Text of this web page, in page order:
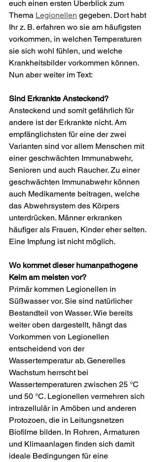
euch einen ersten Überblick zum
Thema Legionellen gegeben. Dort habt
Ihr z. B. erfahren wo sie am häufigsten
vorkommen, in welchen Temperaturen
sie sich wohl fühlen, und welche
Krankheitsbilder vorkommen können.
Nun aber weiter im Text:
Sind Erkrankte Ansteckend?
Ansteckend und somit gefährlich für
andere ist der Erkrankte nicht. Am
empfänglichsten für eine der zwei
Varianten sind vor allem Menschen mit
einer geschwächten Immunabwehr,
Senioren und auch Raucher. Zu einer
geschwächten Immunabwehr können
auch Medikamente beitragen, welche
das Abwehrsystem des Körpers
unterdrücken. Männer erkranken
häufiger als Frauen, Kinder eher selten.
Eine Impfung ist nicht möglich.
Wo kommet dieser humanpathogene
Keim am meisten vor?
Primär kommen Legionellen in
Süßwasser vor. Sie sind natürlicher
Bestandteil von Wasser. Wie bereits
weiter oben dargestellt, hängt das
Vorkommen von Legionellen
entscheidend von der
Wassertemperatur ab. Generelles
Wachstum herrscht bei
Wassertemperaturen zwischen 25 °C
und 50 °C. Legionellen vermehren sich
intrazellulär in Amöben und anderen
Protozoen, die in Leitungsnetzen
Biofilme bilden. In Rohren, Armaturen
und Klimaanlagen finden sich damit
ideale Bedingungen für eine